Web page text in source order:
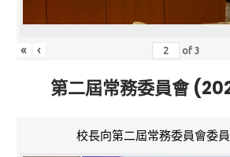
« ‹ of3
第二屆常務委員會
校長向第二屆常務委員會委